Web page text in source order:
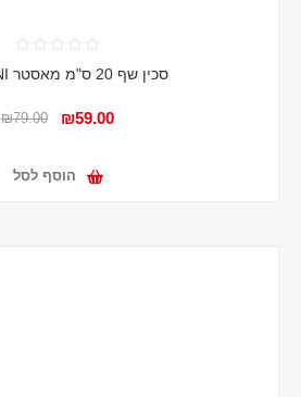
סכין שף 20 ס"מ מאסטר PEDRINI
₪59.00
₪79.00
הוסף לסל